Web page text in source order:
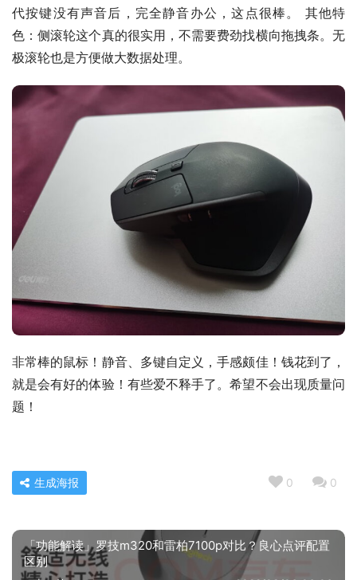
代按键没有声音后，完全静音办公，这点很棒。 其他特
色：侧滚轮这个真的很实用，不需要费劲找横向拖拽条。无
极滚轮也是方便做大数据处理。
非常棒的鼠标！静音、多键自定义，手感颇佳！钱花到了，
就是会有好的体验！有些爱不释手了。希望不会出现质量问
题！
0 0
生成海报
「功能解读」罗技m320和雷柏7100p对比？良心点评配置
区别